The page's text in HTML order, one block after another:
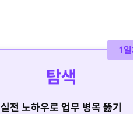
탐색
실전 노하우로 업무 병목 뚫기
1